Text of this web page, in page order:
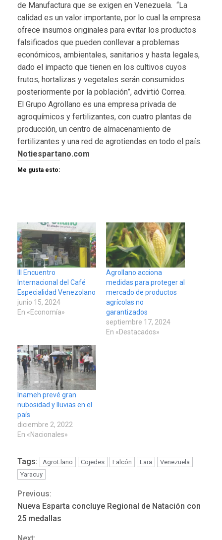
de Manufactura que se exigen en Venezuela. “La
calidad es un valor importante, por lo cual la empresa
ofrece insumos originales para evitar los productos
falsificados que pueden conllevar a problemas
económicos, ambientales, sanitarios y hasta legales,
dado el impacto que tienen en los cultivos cuyos
frutos, hortalizas y vegetales serán consumidos
posteriormente por la población”, advirtió Correa.
El Grupo Agrollano es una empresa privada de
agroquímicos y fertilizantes, con cuatro plantas de
producción, un centro de almacenamiento de
fertilizantes y una red de agrotiendas en todo el país.
Notiespartano.com
Me gusta esto:
III Encuentro
Internacional del Café
Especialidad Venezolano
junio 15, 2024
En «Economía»
Agrollano acciona
medidas para proteger al
mercado de productos
agrícolas no
garantizados
septiembre 17, 2024
En «Destacados»
Inameh prevé gran
nubosidad y lluvias en el
país
diciembre 2, 2022
En «Nacionales»
Tags: AgroLlano Cojedes Falcón Lara
Venezuela
Yaracuy
Continue
Reading
Previous:
Nueva Esparta concluye Regional de Natación con
25 medallas